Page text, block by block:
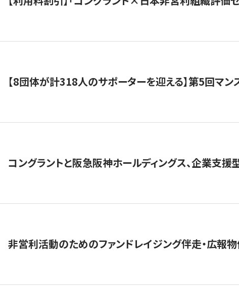
【8団体が計318人のサポーターを迎える】​​第5回マ
コングラントと阪急阪神ホールディングス、企業支援
非営利活動のためのファンドレイジング伴走・広報